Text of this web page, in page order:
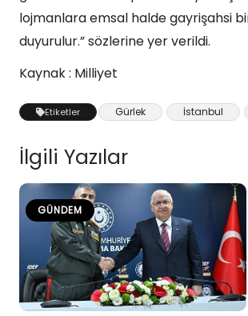
lojmanlara emsal halde gayrişahsi
duyurulur.” sözlerine yer verildi.
Kaynak : Milliyet
Etiketler Gürlek İstanbul
İlgili Yazılar
GÜNDEM